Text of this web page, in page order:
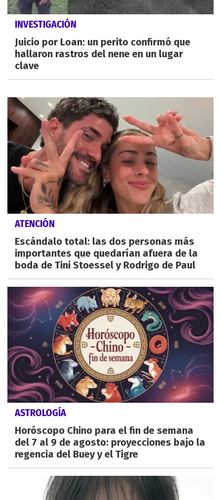
INVESTIGACIÓN
Juicio por Loan: un perito confirmó que
hallaron rastros del nene en un lugar
clave
ATENCIÓN
Escándalo total: las dos personas más
importantes que quedarían afuera de la
boda de Tini Stoessel y Rodrigo de Paul
ASTROLOGÍA
Horóscopo Chino para el fin de semana
del 7 al 9 de agosto: proyecciones bajo la
regencia del Buey y el Tigre